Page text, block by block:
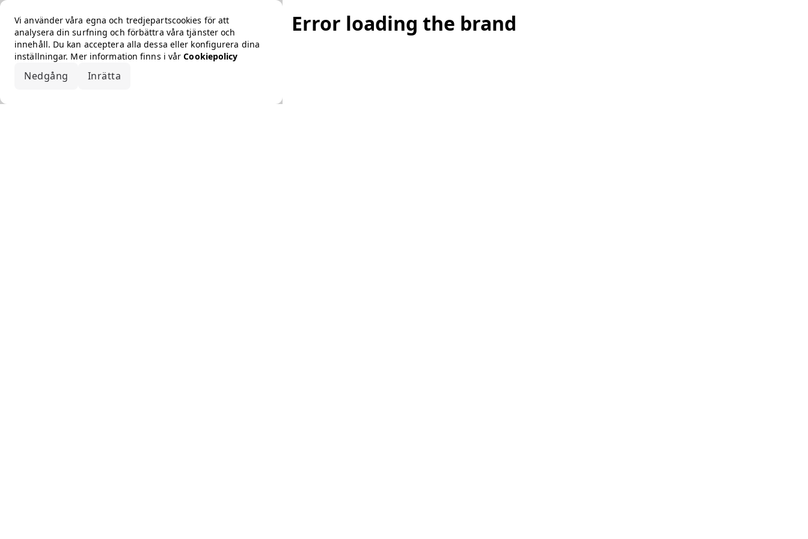
Vi använder våra egna och tredjepartscookies för att
analysera din surfning och förbättra våra tjänster och
innehåll. Du kan acceptera alla dessa eller konfigurera dina
inställningar. Mer information finns i vårCookiepolicy
Nedgång Inrätta
Error loading the brand